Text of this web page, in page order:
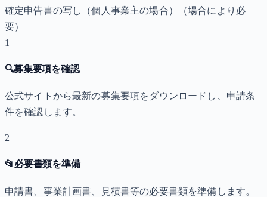
確定申告書の写し（個人事業主の場合）
（場合により必
要）
1
🔍募集要項を確認
公式サイトから最新の募集要項をダウンロードし、申請条
件を確認します。
2
📂 必要書類を準備
申請書、事業計画書、見積書等の必要書類を準備します。